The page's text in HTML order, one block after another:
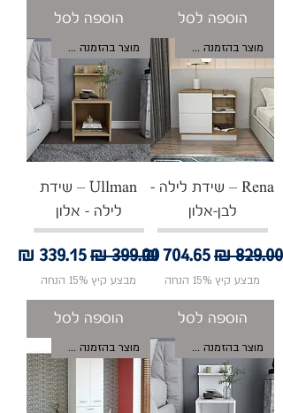
הוספה לסל הוספה לסל
מוצר בהזמנה אישית
Rena – שידת לילה -
לבן-אלון
מחיר רגילמחיר מבצע
מבצע קיץ 15% הנחה
הוספה לסל
מוצר בהזמנה אישית
Ullman – שידת
לילה - אלון
מחיר רגילמחיר
מבצע קיץ 15% הנחה
הוספה לסל
מוצר בהזמנה אישית מוצר בהזמנה אישית